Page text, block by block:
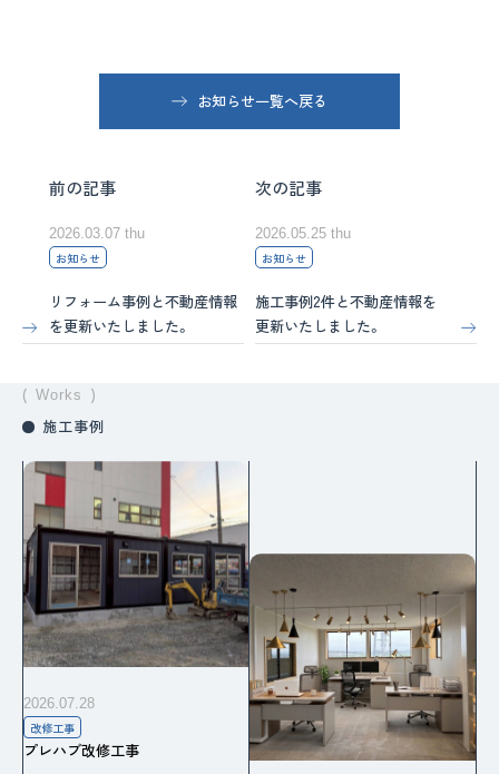
お知らせ一覧へ戻る
前の記事
2026.03.07 thu
お知らせ
リフォーム事例と不動産情報
を更新いたしました。
次の記事
2026.05.25 thu
お知らせ
施工事例2件と不動産情報を
更新いたしました。
Works
施工事例
2026.07.28
改修工事
プレハブ改修工事
（営業時間 平日・土 8:30~17:00 日曜・祝日休日）
会社案内
環境・品質方針
プライバシーポリシー
Facebook
Instagram